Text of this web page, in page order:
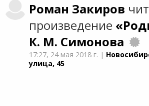
Роман Закиров
произведение
К. М. Симонова
17:27, 24 мая 2018 г. |
улица, 45